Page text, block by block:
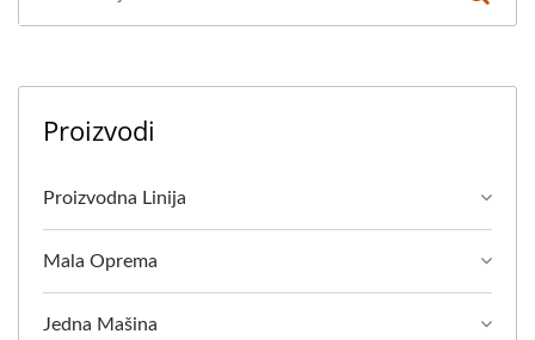
Proizvodi
Proizvodna Linija
Mala Oprema
Jedna Mašina